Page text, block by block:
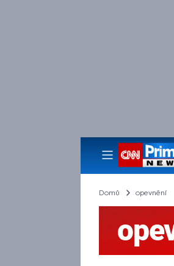
Domů opevnění